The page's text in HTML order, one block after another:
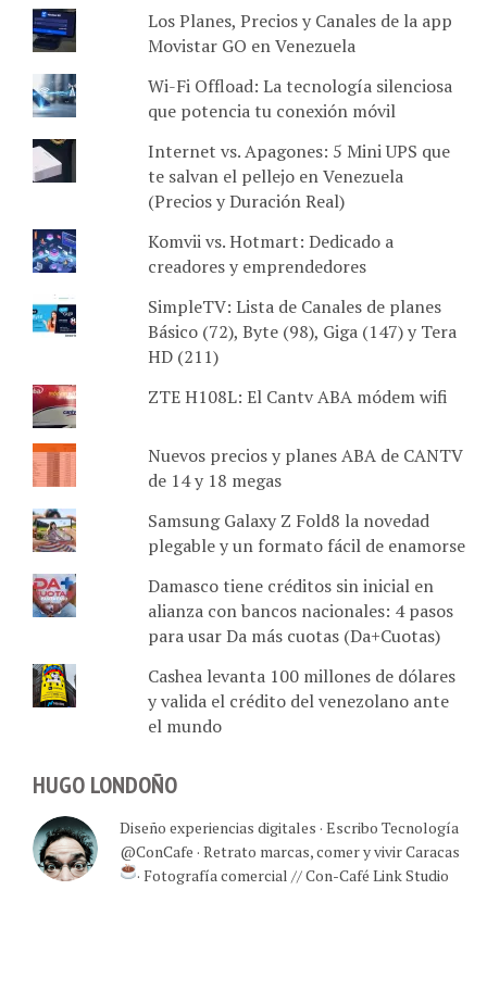
Los Planes, Precios y Canales de la app
Movistar GO en Venezuela
Wi-Fi Offload: La tecnología silenciosa
que potencia tu conexión móvil
Internet vs. Apagones: 5 Mini UPS que
te salvan el pellejo en Venezuela
(Precios y Duración Real)
Komvii vs. Hotmart: Dedicado a
creadores y emprendedores
SimpleTV: Lista de Canales de planes
Básico (72), Byte (98), Giga (147) y Tera
HD (211)
ZTE H108L: El Cantv ABA módem wifi
Nuevos precios y planes ABA de CANTV
de 14 y 18 megas
Samsung Galaxy Z Fold8 la novedad
plegable y un formato fácil de enamorse
Damasco tiene créditos sin inicial en
alianza con bancos nacionales: 4 pasos
para usar Da más cuotas (Da+Cuotas)
Cashea levanta 100 millones de dólares
y valida el crédito del venezolano ante
el mundo
HUGO LONDOÑO
Diseño experiencias digitales · Escribo Tecnología
@ConCafe · Retrato marcas, comer y vivir Caracas
· Fotografía comercial // Con-Café Link Studio